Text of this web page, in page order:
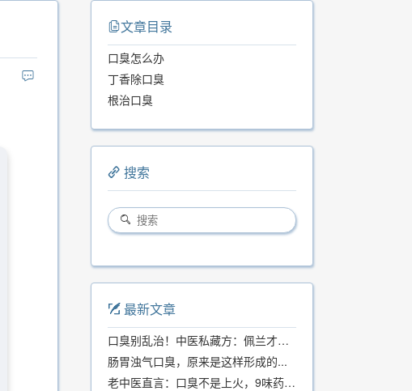
文章目录
口臭怎么办
丁香除口臭
根治口臭
搜索
最新文章
口臭别乱治！中医私藏方：佩兰才是口气克星，喝一周就清爽
肠胃浊气口臭，原来是这样形成的...
老中医直言：口臭不是上火，9味药食同源方，21天根除不反复